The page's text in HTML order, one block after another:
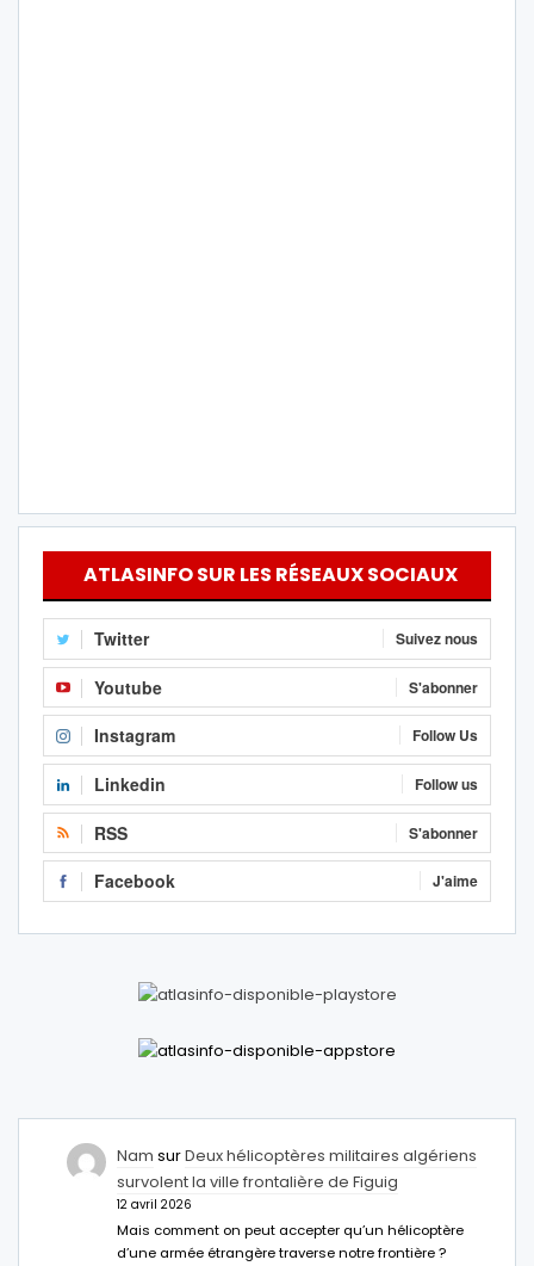
ATLASINFO SUR LES RÉSEAUX SOCIAUX
Twitter Suivez nous
Youtube S'abonner
Instagram Follow Us
Linkedin Follow us
RSS S'abonner
Facebook J'aime
Nam surDeux hélicoptères militaires algériens
survolent la ville frontalière de Figuig
12 avril 2026
Mais comment on peut accepter qu’un hélicoptère
d’une armée étrangère traverse notre frontière ?